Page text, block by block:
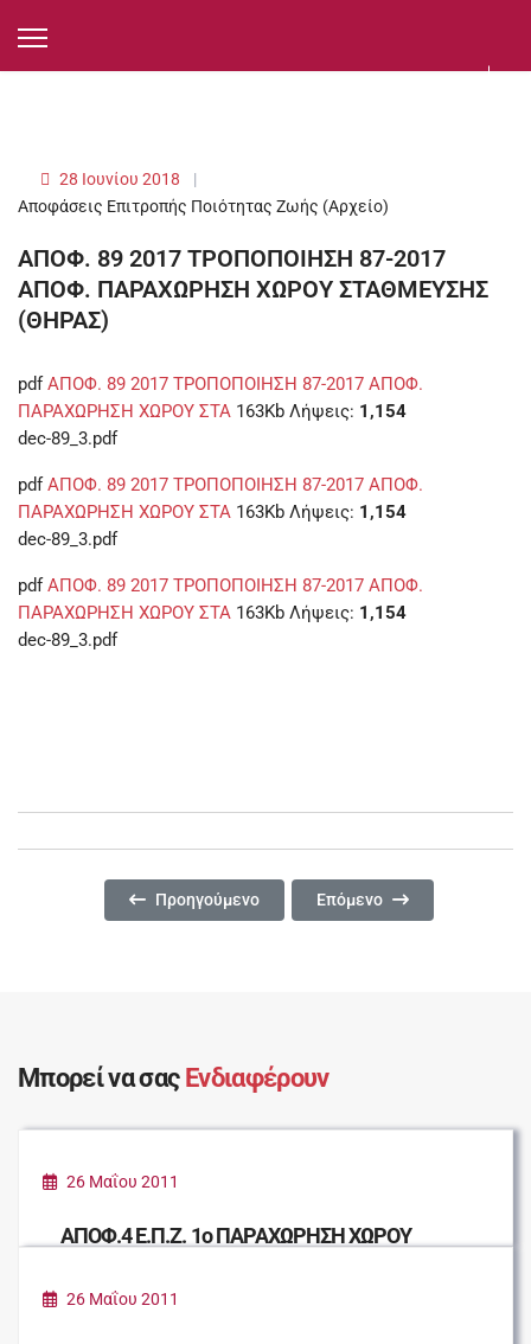
Αποφάσεις Επιτροπής Ποιότητας Ζωής (Αρχείο)
28 Ιουνίου 2018
ΑΠΟΦ. 89 2017 ΤΡΟΠΟΠΟΙΗΣΗ 87-2017
ΑΠΟΦ. ΠΑΡΑΧΩΡΗΣΗ ΧΩΡΟΥ ΣΤΑΘΜΕΥΣΗΣ
(ΘΗΡΑΣ)
pdf ΑΠΟΦ. 89 2017 ΤΡΟΠΟΠΟΙΗΣΗ 87-2017 ΑΠΟΦ.
ΠΑΡΑΧΩΡΗΣΗ ΧΩΡΟΥ ΣΤΑ 163Kb Λήψεις: 1,154
dec-89_3.pdf
pdf ΑΠΟΦ. 89 2017 ΤΡΟΠΟΠΟΙΗΣΗ 87-2017 ΑΠΟΦ.
ΠΑΡΑΧΩΡΗΣΗ ΧΩΡΟΥ ΣΤΑ 163Kb Λήψεις: 1,154
dec-89_3.pdf
pdf ΑΠΟΦ. 89 2017 ΤΡΟΠΟΠΟΙΗΣΗ 87-2017 ΑΠΟΦ.
ΠΑΡΑΧΩΡΗΣΗ ΧΩΡΟΥ ΣΤΑ 163Kb Λήψεις: 1,154
dec-89_3.pdf
Προηγούμενο Άρθρο: ΑΠΟΦ. 90 2017 ΤΟΠΙΚΗ
Προηγούμενο Επόμενο Άρθρο: ΑΠΟΦ.
Επόμενο
Μπορεί να σας Ενδιαφέρουν
26 Μαΐου 2011
ΑΠΟΦ.4 Ε.Π.Ζ. 1ο ΠΑΡΑΧΩΡΗΣΗ ΧΩΡΟΥ
ΧΡΗΣΗΣ ΣΤΗΝ ΟΔΟ ΚΑΝΑΡΗ ΑΡ. 22
26 Μαΐου 2011